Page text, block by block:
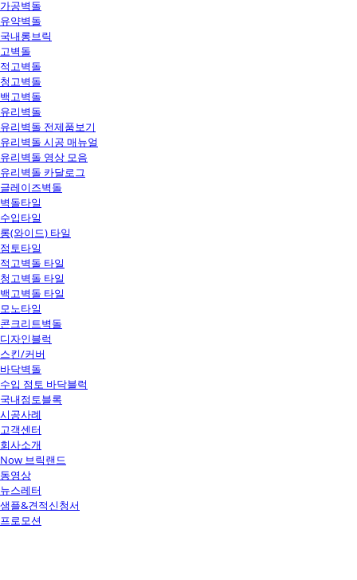
가공벽돌
유약벽돌
국내롱브릭
고벽돌
적고벽돌
청고벽돌
백고벽돌
유리벽돌
유리벽돌 전제품보기
유리벽돌 시공 매뉴얼
유리벽돌 영상 모음
유리벽돌 카달로그
글레이즈벽돌
벽돌타일
수입타일
롱(와이드) 타일
점토타일
적고벽돌 타일
청고벽돌 타일
백고벽돌 타일
모노타일
콘크리트벽돌
디자인블럭
스킨/커버
바닥벽돌
수입 점토 바닥블럭
국내점토블록
시공사례
고객센터
회사소개
Now 브릭랜드
동영상
뉴스레터
샘플&견적신청서
프로모션